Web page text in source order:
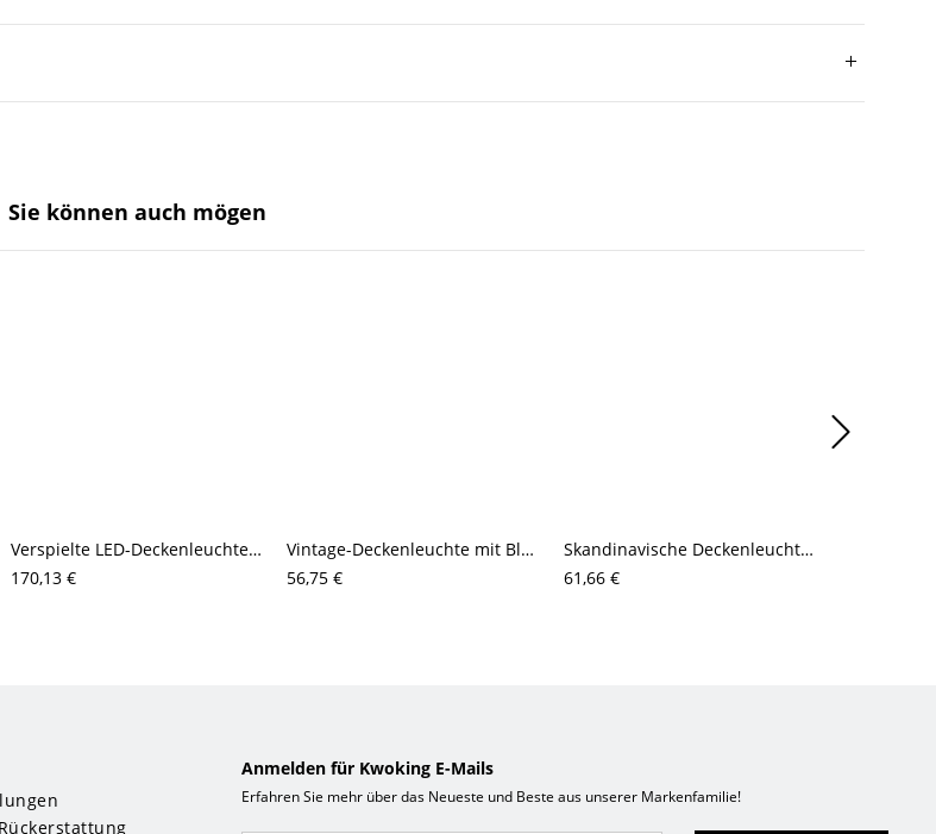
Sie können auch mögen
Verspielte LED-Deckenleuchte (bündig), kreative Kinderzimmerleuchte mit 3D-Harzfigur & weicher Lichtstreuung
170,13 €
Vintage-Deckenleuchte mit Blumenmotiv, gerippte Glasblütenblätter für den Flur, goldfarbener Sockel
56,75 €
Skandinavische Deckenleuchte aus Massivholz, Japandi-Leuchte mit geripptem Glas für Flur und Schlafzimmer
61,66 €
Anmelden für Kwoking E-Mails
Erfahren Sie mehr über das Neueste und Beste aus unserer Markenfamilie!